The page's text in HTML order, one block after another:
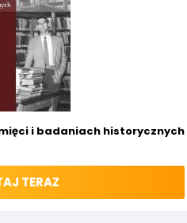
i badaniach historycznych
TERAZ